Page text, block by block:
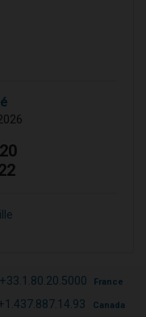
+33.1.80.20.5000 France
Canada